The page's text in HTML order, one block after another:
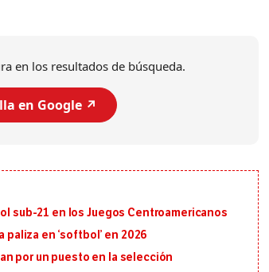
en los resultados de búsqueda.
en Google ↗️
sub-21 en los Juegos Centroamericanos
paliza en ‘softbol’ en 2026
por un puesto en la selección
al sur de Japón, provocando una